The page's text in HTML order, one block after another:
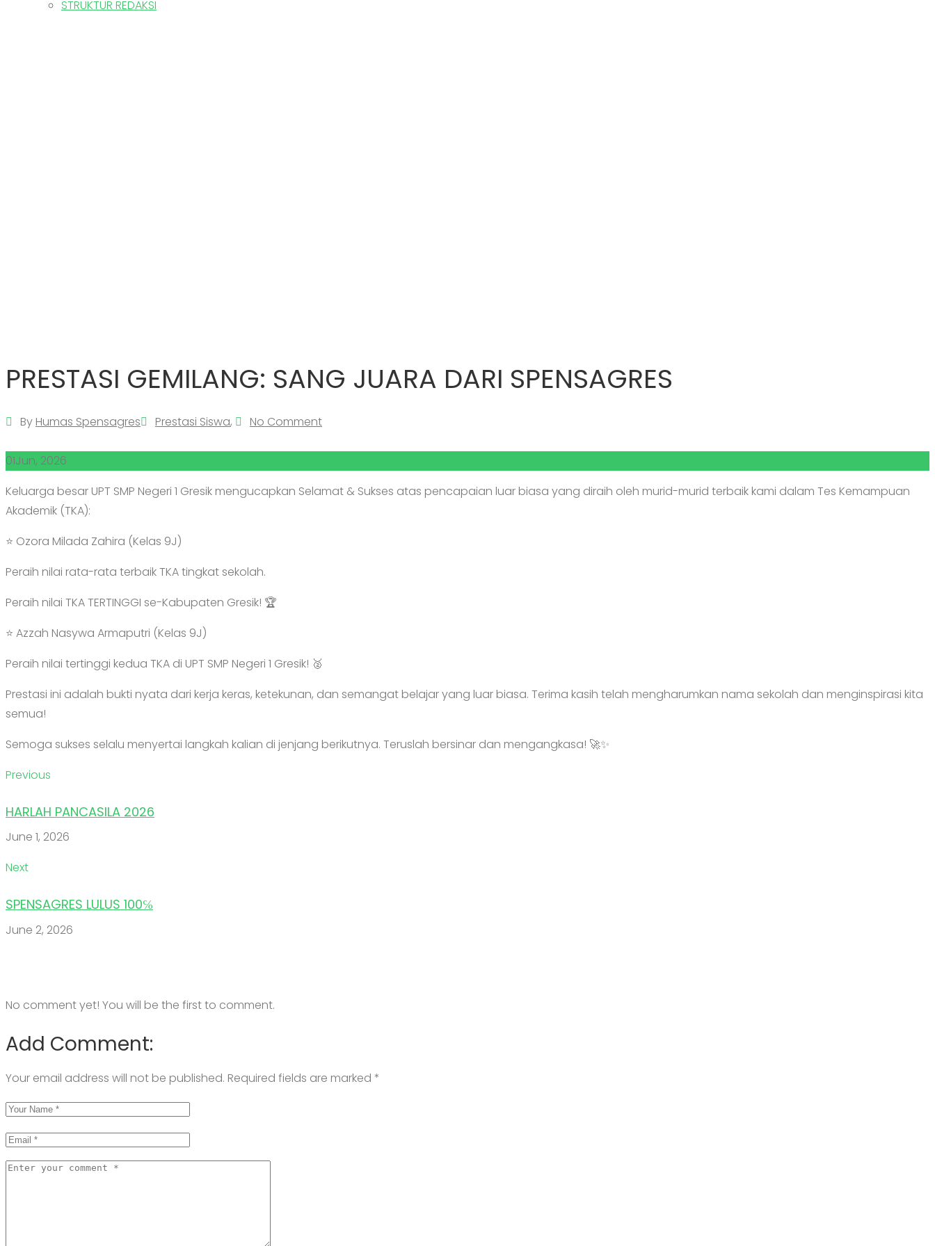
STRUKTUR REDAKSI
PRESTASI GEMILANG: SANG JUARA DARI SPENSAGRES
By Humas Spensagres Prestasi Siswa, No Comment
01Jun, 2026
Keluarga besar UPT SMP Negeri 1 Gresik mengucapkan Selamat & Sukses atas pencapaian luar biasa yang diraih oleh murid-murid terbaik kami dalam Tes Kemampuan
Akademik (TKA):
​⭐ Ozora Milada Zahira (Kelas 9J)
​Peraih nilai rata-rata terbaik TKA tingkat sekolah.
​Peraih nilai TKA TERTINGGI se-Kabupaten Gresik! 🏆
​⭐ Azzah Nasywa Armaputri (Kelas 9J)
​Peraih nilai tertinggi kedua TKA di UPT SMP Negeri 1 Gresik! 🥈
​Prestasi ini adalah bukti nyata dari kerja keras, ketekunan, dan semangat belajar yang luar biasa. Terima kasih telah mengharumkan nama sekolah dan menginspirasi kita
semua!
​Semoga sukses selalu menyertai langkah kalian di jenjang berikutnya. Teruslah bersinar dan mengangkasa! 🚀✨
Previous
HARLAH PANCASILA 2026
June 1, 2026
Next
SPENSAGRES LULUS 100℅
June 2, 2026
No comment yet! You will be the first to comment.
Add Comment:
Your email address will not be published. Required fields are marked *